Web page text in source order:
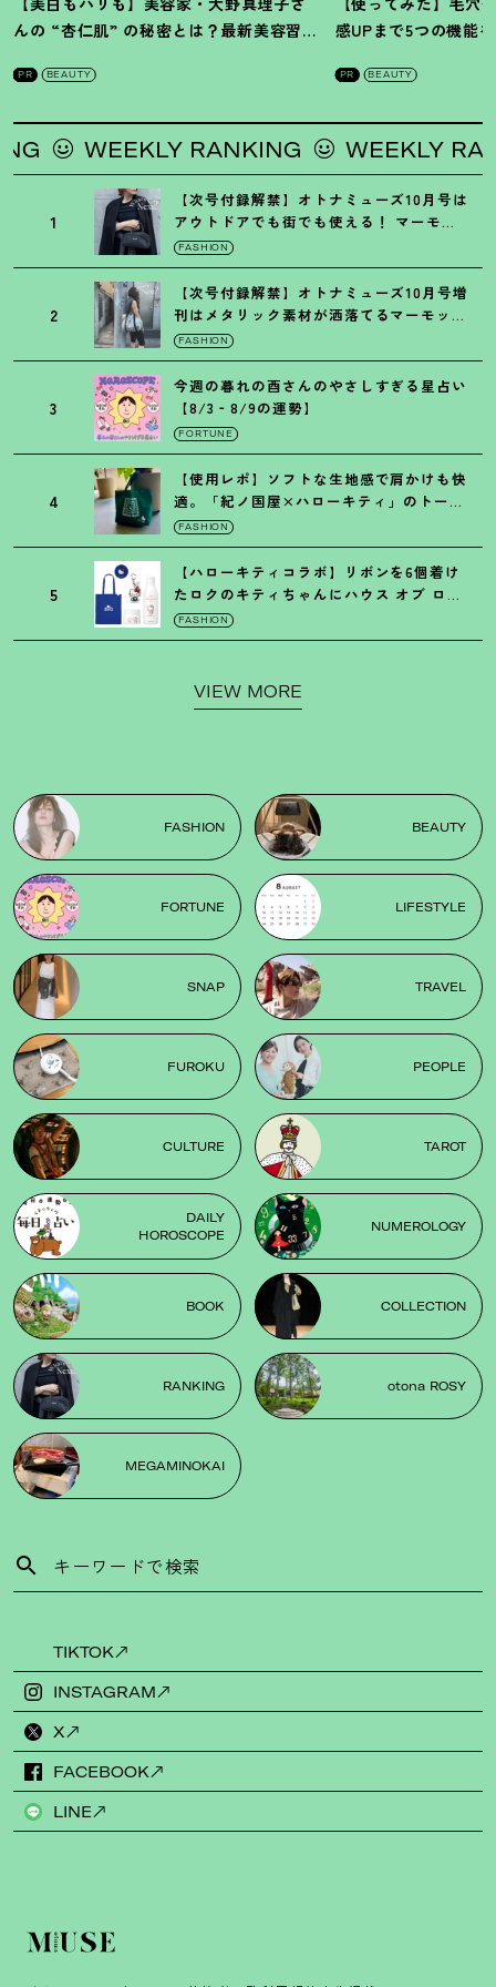
んの “杏仁肌” の秘密とは ？ 最新美容習慣
PR BEAUTY
感UPまで5つの機能
PR BEAUTY
RANKING WEEKLY RANKING
1
【次号付録解禁】オトナミューズ10月号は
アウトドアでも街でも使える ！ マーモッ
トの黒ショルダー
FASHION
2
【次号付録解禁】オトナミューズ10月号増
刊はメタリック素材が洒落てるマーモット
の保冷バッグ
FASHION
3
今週の暮れの酉さんのやさしすぎる星占い
【8/3‐8/9の運勢】
FORTUNE
4
【使用レポ】ソフトな生地感で肩かけも快
適。「紀ノ国屋×ハローキティ」のトート
がガシガシ使えて最高です
FASHION
5
【ハローキティコラボ】リボンを6個着け
たロクのキティちゃんにハウス オブ ロー
ゼの限定パケも
FASHION
VIEW MORE
FASHION BEAUTY
FORTUNE LIFESTYLE
SNAP TRAVEL
FUROKU PEOPLE
CULTURE TAROT
DAILY
HOROSCOPE
NUMEROLOGY
BOOK COLLECTION
RANKING otona ROSY
MEGAMINOKAI
TIKTOK
INSTAGRAM
X
FACEBOOK
LINE